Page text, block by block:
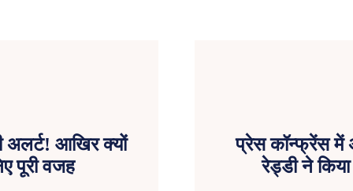
अलर्ट! आखिर क्यों
पूरी वजह
प्रेस कॉन्फ्रेंस में
रेड्डी ने